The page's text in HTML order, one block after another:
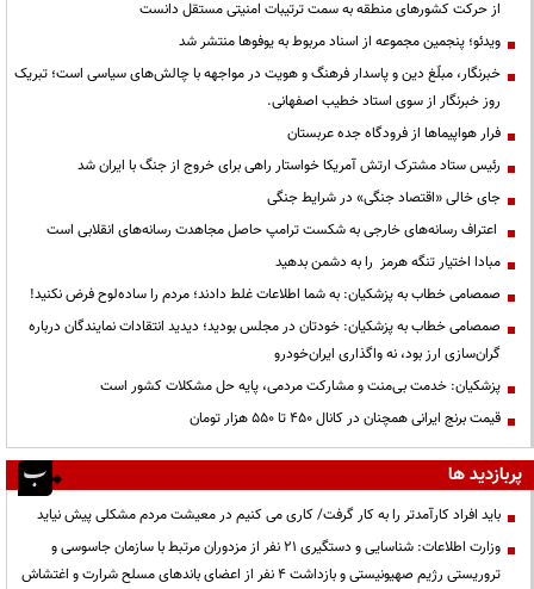
از حرکت کشورهای منطقه به سمت ترتیبات امنیتی مستقل دانست
ویدئو؛ پنجمین مجموعه از اسناد مربوط به یوفوها منتشر شد
خبرنگار، مبلّغ دین و پاسدار فرهنگ و هویت در مواجهه با چالش‌های سیاسی است؛ تبریک
روز خبرنگار از سوی استاد خطیب اصفهانی.
فرار هواپیماها از فرودگاه جده عربستان
رئیس ستاد مشترک ارتش آمریکا خواستار راهی برای خروج از جنگ با ایران شد
جای خالی «اقتصاد جنگی» در شرایط جنگی
اعتراف رسانه‌های خارجی به شکست ترامپ حاصل مجاهدت رسانه‌های انقلابی است
مبادا اختیار تنگه هرمز را به دشمن بدهید
صمصامی خطاب به پزشکیان: به شما اطلاعات غلط دادند؛ مردم را ساده‌لوح فرض نکنید!
صمصامی خطاب به پزشکیان: خودتان در مجلس بودید؛ دیدید انتقادات نمایندگان درباره
گران‌سازی ارز بود، نه واگذاری ایران‌خودرو
پزشکیان: خدمت بی‌منت و مشارکت مردمی، پایه حل مشکلات کشور است
قیمت‌ برنج ایرانی همچنان در کانال ۴۵۰ تا ۵۵۰ هزار تومان
پربازدید ها
باید افراد کارآمدتر را به کار گرفت/ کاری می کنیم در معیشت مردم مشکلی پیش نیاید
وزارت اطلاعات: شناسایی و دستگیری ۲۱ نفر از مزدوران مرتبط با سازمان جاسوسی و
تروریستی رژیم صهیونیستی و بازداشت ۴ نفر از اعضای باندهای مسلح شرارت و اغتشاش